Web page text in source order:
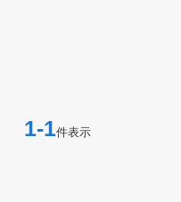
1-1件表示